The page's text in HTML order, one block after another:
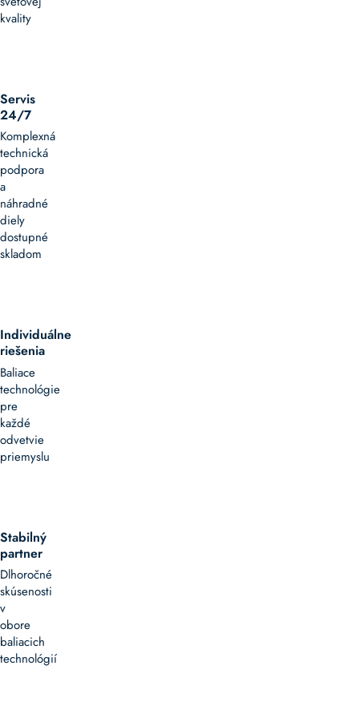
predstavujú
ekologickú
plastovým
alebo
oceľovým
páskam.
Sú
vyrobené
z
pevného,
recyklovateľného
papiera,
často
špeciálnymi
lepidlami,
ktoré
zabezpečujú
ich
vysokú
pevnosť
a
odolnosť.
ideálne
na
šetrné
balenie
produktov,
pričom
zároveň
znižujú
kvality
Servis
24/7
Komplexná
technická
podpora
a
náhradné
diely
dostupné
skladom
Individuálne
riešenia
Baliace
technológie
pre
každé
odvetvie
priemyslu
Stabilný
partner
Dlhoročné
skúsenosti
v
obore
baliacich
technológií